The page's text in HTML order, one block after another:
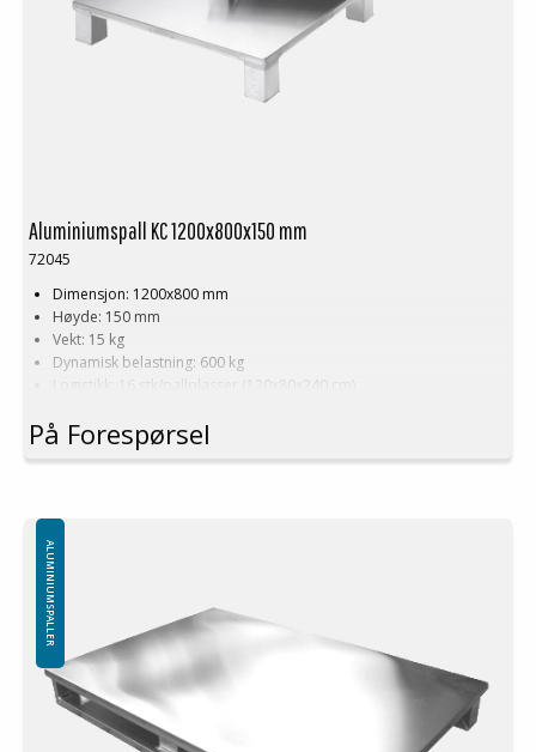
Aluminiumspall KC 1200x800x150 mm
72045
Dimensjon: 1200x800 mm
Høyde: 150 mm
Vekt: 15 kg
Dynamisk belastning: 600 kg
Logistikk: 16 stk/pallplasser (120x80x240 cm)
Produseres også i dimensjoner og konstruksjon etter kundens
På Forespørsel
ALUMINIUMSPALLER